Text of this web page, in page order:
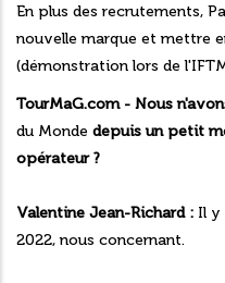
En plus des recrutements,
nouvelle marque et mettre
(démonstration lors de
TourMaG.com - Nous
du Monde depuis un petit
opérateur ?
Valentine Jean-Richard : Il y
2022, nous concernant.